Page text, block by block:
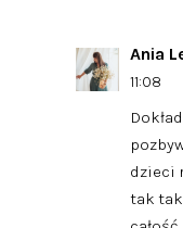
Ania
11:08
dzieci
tak